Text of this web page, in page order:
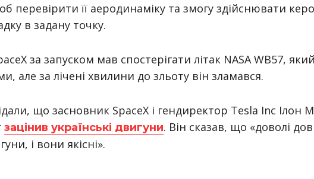
перевірити її аеродинаміку та змогу здійснювати
в задану точку.
за запуском мав спостерігати літак NASA WB57,
але за лічені хвилини до зльоту він зламався.
що засновник SpaceX і гендиректор Tesla Inc Ілон
зацінив українські двигуни. Він сказав, що «доволі
і вони якісні».